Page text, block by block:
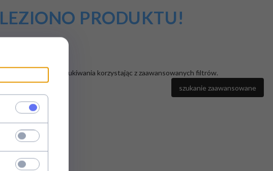
PRODUKTU!
wyniki wyszukiwania korzystając z zaawansowanych filtrów.
szukanie zaawansowane